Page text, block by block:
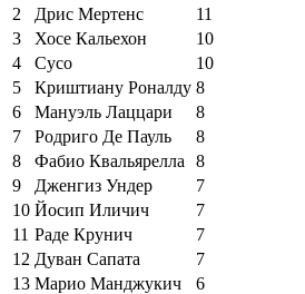
2
Дрис Мертенс
11
3
Хосе Кальехон
10
4
Сусо
10
5
Криштиану Роналду 8
6
Мануэль Лаццари
8
7
Родриго Де Пауль
8
8
Фабио Квальярелла
8
9
Дженгиз Ундер
7
10 Йосип Иличич
7
11 Раде Крунич
7
12 Дуван Сапата
7
13 Марио Манджукич
6